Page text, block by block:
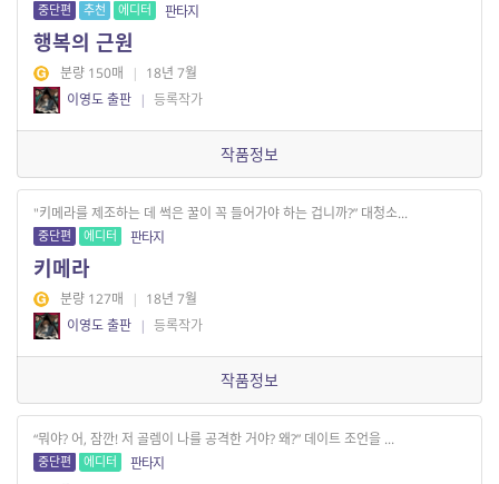
중단편 추천 에디터 판타지
행복의 근원
분량 150매 | 18년 7월
이영도 출판 | 등록작가
작품정보
"키메라를 제조하는 데 썩은 꿀이 꼭 들어가야 하는 겁니까?” 대청소...
중단편 에디터 판타지
키메라
분량 127매 | 18년 7월
이영도 출판 | 등록작가
작품정보
“뭐야? 어, 잠깐! 저 골렘이 나를 공격한 거야? 왜?” 데이트 조언을 ...
중단편 에디터 판타지